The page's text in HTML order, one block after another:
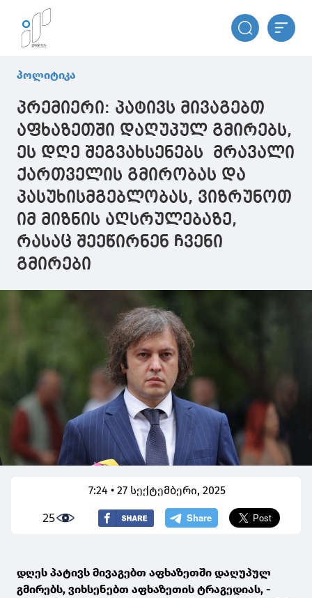
პოლიტიკა
პრემიერი: პატივს მივაგებთ
აფხაზეთში დაღუპულ გმირებს,
ეს დღე შეგვახსენებს მრავალი
ქართველის გმირობას და
პასუხისმგებლობას, ვიზრუნოთ
იმ მიზნის აღსრულებაზე,
რასაც შეეწირნენ ჩვენი
გმირები
7:24 • 27 სექტემბერი, 2025
25
დღეს პატივს მივაგებთ აფხაზეთში დაღუპულ
გმირებს, ვიხსენებთ აფხაზეთის ტრაგედიას, -